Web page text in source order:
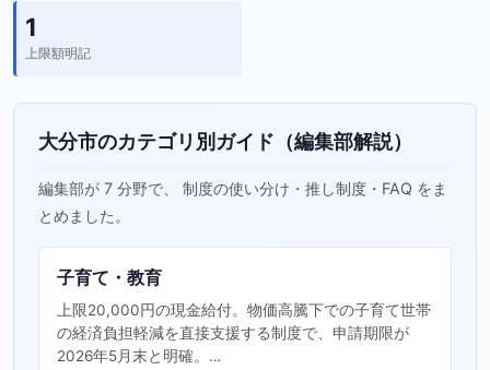
1
上限額明記
大分市のカテゴリ別ガイド（編集部解説）
編集部が 7 分野で、 制度の使い分け・推し制度・FAQ をま
とめました。
子育て・教育
上限20,000円の現金給付。物価高騰下での子育て世帯
の経済負担軽減を直接支援する制度で、申請期限が
2026年5月末と明確。…